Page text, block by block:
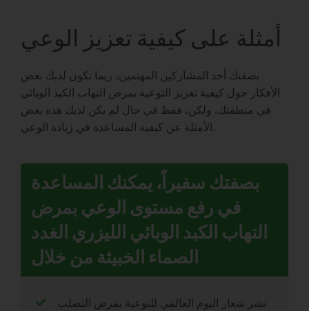
أمثلة على كيفية تعزيز الوعي
بصفتك أحد المشاركين المهتمين، ربما تكون لديك بعض
الأفكار حول كيفية تعزيز التوعية بمرض التهاب الكبد الوبائي
في منطقتك. ولكن، فقط في حال لم يكن لديك هذه بعض
الأمثلة عن كيفية المساعدة في زيادة الوعي.
بصفتك سفيراً، يمكنك المساعدة
في رفع مستوى الوعي بمرض
التهاب الكبد الوبائي الليزري الغدد
الصماء الخبيثة من خلال
نشر شعار اليوم العالمي للتوعية بمرض التصلب